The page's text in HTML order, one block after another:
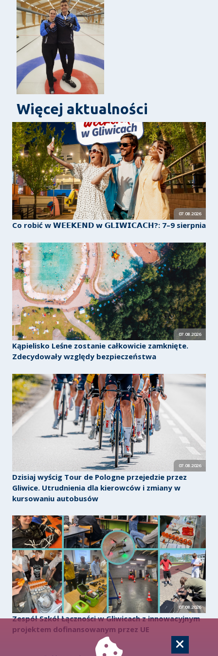
Więcej aktualności
07.08.2026
Co robić w 𝗪𝗘𝗘𝗞𝗘𝗡𝗗 𝘄 𝗚𝗟𝗜𝗪𝗜𝗖𝗔𝗖𝗛?: 7–9 sierpnia
07.08.2026
Kąpielisko Leśne zostanie całkowicie zamknięte.
Zdecydowały względy bezpieczeństwa
07.08.2026
Dzisiaj wyścig Tour de Pologne przejedzie przez
Gliwice. Utrudnienia dla kierowców i zmiany w
kursowaniu autobusów
07.08.2026
Zespół Szkół Łączności w Gliwicach z innowacyjnym
projektem dofinansowanym przez UE